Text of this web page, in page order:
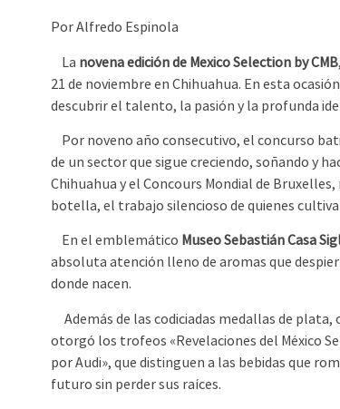
Por Alfredo Espinola
La novena edición de Mexico Selection by CMB
21 de noviembre en Chihuahua. En esta
descubrir el talento, la pasión y la profunda
Por noveno año consecutivo, el concurso
de un sector que sigue creciendo, soñando y
Chihuahua y el Concours Mondial de
botella, el trabajo silencioso de quienes
En el emblemático Museo Sebastián Casa
absoluta atención lleno de aromas que
donde nacen.
Además de las codiciadas medallas de
otorgó los trofeos «Revelaciones del México
por Audi», que distinguen a las bebidas que
futuro sin perder sus raíces.